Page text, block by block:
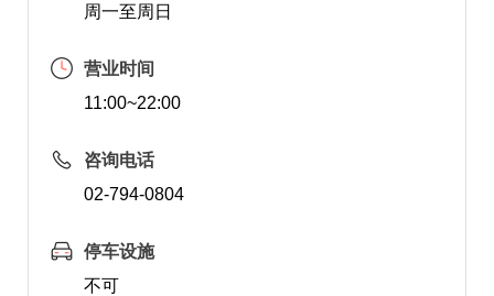
周一至周日
营业时间
11:00~22:00
咨询电话
02-794-0804
停车设施
不可